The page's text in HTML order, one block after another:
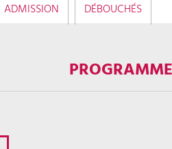
ADMISSION DÉBOUCHÉS